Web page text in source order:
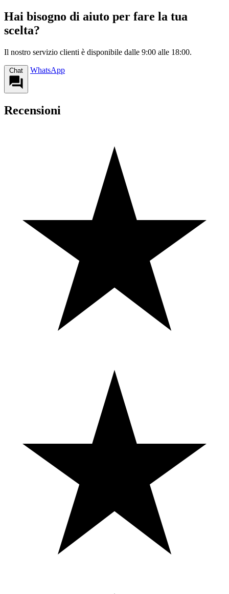
Hai bisogno di aiuto per fare la tua
scelta?
Il nostro servizio clienti è disponibile dalle 9:00 alle 18:00.
Chat WhatsApp
Recensioni